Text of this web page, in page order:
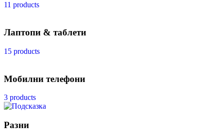
11 products
Лаптопи & таблети
15 products
Мобилни телефони
3 products
Разни